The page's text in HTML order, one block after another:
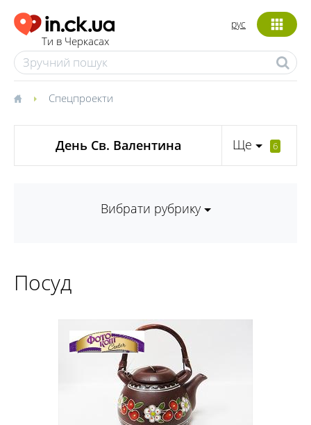
Ти в Черкасах
рус
Спецпроекти
День Св. Валентина Ще 6
Вибрати рубрику
Посуд